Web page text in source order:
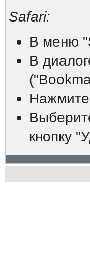
Safari:
В меню
В
кнопку